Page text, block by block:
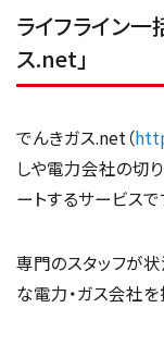
ライフライン一
ス.net」
でんきガス.net（
しや電力会社の切
ートするサービスで
専門のスタッフが
な電力・ガス会社